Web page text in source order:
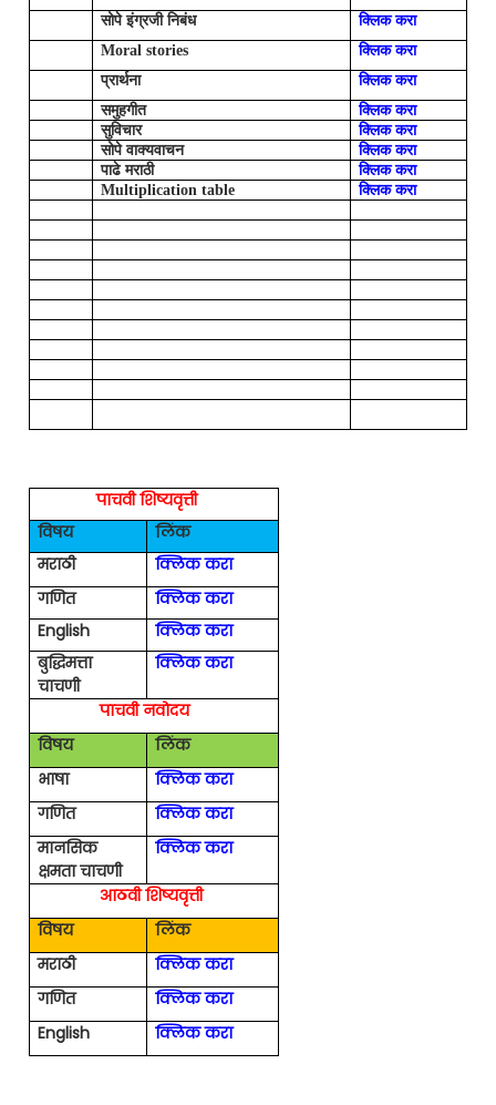
सोपे इंग्रजी निबंध
क्लिक करा
Moral stories
क्लिक करा
प्रार्थना
क्लिक करा
समुहगीत
क्लिक करा
सुविचार
क्लिक करा
सोपे वाक्यवाचन
क्लिक करा
पाढे मराठी
क्लिक करा
Multiplication table
क्लिक करा
पाचवी शिष्यवृत्ती
विषय
लिंक
मराठी
क्लिक करा
गणित
क्लिक करा
English
क्लिक करा
बुद्धिमत्ता
चाचणी
क्लिक करा
पाचवी नवोदय
विषय
लिंक
भाषा
क्लिक करा
गणित
क्लिक करा
मानसिक
क्षमता चाचणी
क्लिक करा
आठवी शिष्यवृत्ती
विषय
लिंक
मराठी
क्लिक करा
गणित
क्लिक करा
English
क्लिक करा